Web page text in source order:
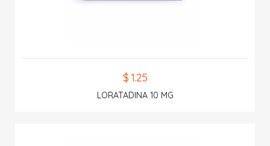
$ 1.25
LORATADINA 10 MG